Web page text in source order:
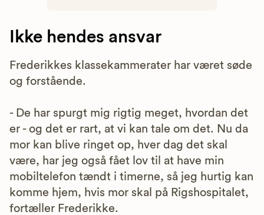
Ikke hendes ansvar
Frederikkes klassekammerater har været søde
og forstående.
- De har spurgt mig rigtig meget, hvordan det
er - og det er rart, at vi kan tale om det. Nu da
mor kan blive ringet op, hver dag det skal
være, har jeg også fået lov til at have min
mobiltelefon tændt i timerne, så jeg hurtig kan
komme hjem, hvis mor skal på Rigshospitalet,
fortæller Frederikke.